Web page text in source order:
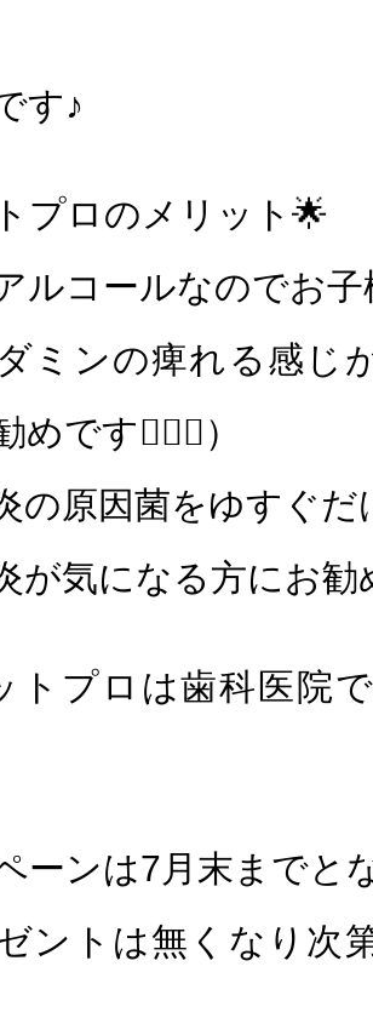
す♪
プロのメリット🌟
ルコールなのでお
ダミンの痺れる感じ
です💁🏻‍♀️）
の原因菌をゆすぐ
が気になる方にお勧
トプロは歯科医院
ーンは7月末までと
ントは無くなり次